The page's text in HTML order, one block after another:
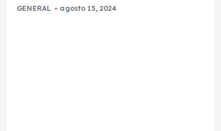
GENERAL agosto 15, 2024